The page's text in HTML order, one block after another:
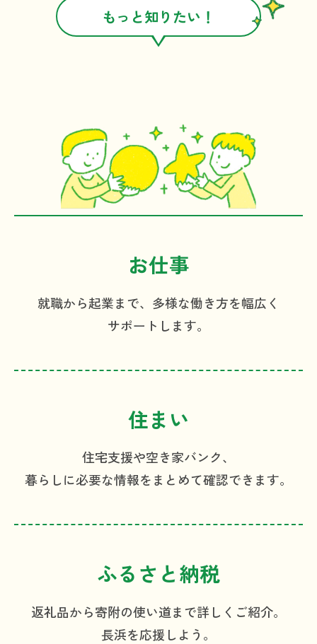
もっと知りたい！
お仕事
就職から起業まで、 多様な働き方を幅広く
サポートします。
住まい
住宅支援や空き家バンク、
暮らしに必要な情報をまとめて確認できます。
ふるさと納税
返礼品から寄附の使い道まで詳しくご紹介。
長浜を応援しよう。